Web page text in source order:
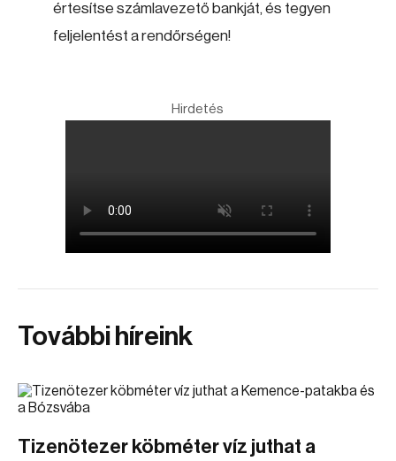
értesítse számlavezető bankját, és tegyen
feljelentést a rendőrségen!
Hirdetés
További híreink
Tizenötezer köbméter víz juthat a